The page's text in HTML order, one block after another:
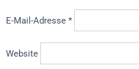
E-Mail-Adresse *
Website